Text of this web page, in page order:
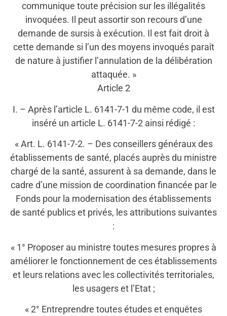
communique toute précision sur les illégalités
invoquées. Il peut assortir son recours d’une
demande de sursis à exécution. Il est fait droit à
cette demande si l’un des moyens invoqués paraît
de nature à justifier l’annulation de la délibération
attaquée. »
Article 2
I. – Après l’article L. 6141-7-1 du même code, il est
inséré un article L. 6141-7-2 ainsi rédigé :
« Art. L. 6141-7-2. – Des conseillers généraux des
établissements de santé, placés auprès du ministre
chargé de la santé, assurent à sa demande, dans le
cadre d’une mission de coordination financée par le
Fonds pour la modernisation des établissements
de santé publics et privés, les attributions suivantes
:
« 1° Proposer au ministre toutes mesures propres à
améliorer le fonctionnement de ces établissements
et leurs relations avec les collectivités territoriales,
les usagers et l’Etat ;
« 2° Entreprendre toutes études et enquêtes